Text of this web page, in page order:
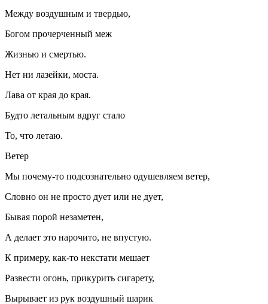
Между воздушным и твердью,
Богом прочерченный меж
Жизнью и смертью.
Нет ни лазейки, моста.
Лава от края до края.
Будто летальным вдруг стало
То, что летаю.
Ветер
Мы почему-то подсознательно одушевляем ветер,
Словно он не просто дует или не дует,
Бывая порой незаметен,
А делает это нарочито, не впустую.
К примеру, как-то некстати мешает
Развести огонь, прикурить сигарету,
Вырывает из рук воздушный шарик